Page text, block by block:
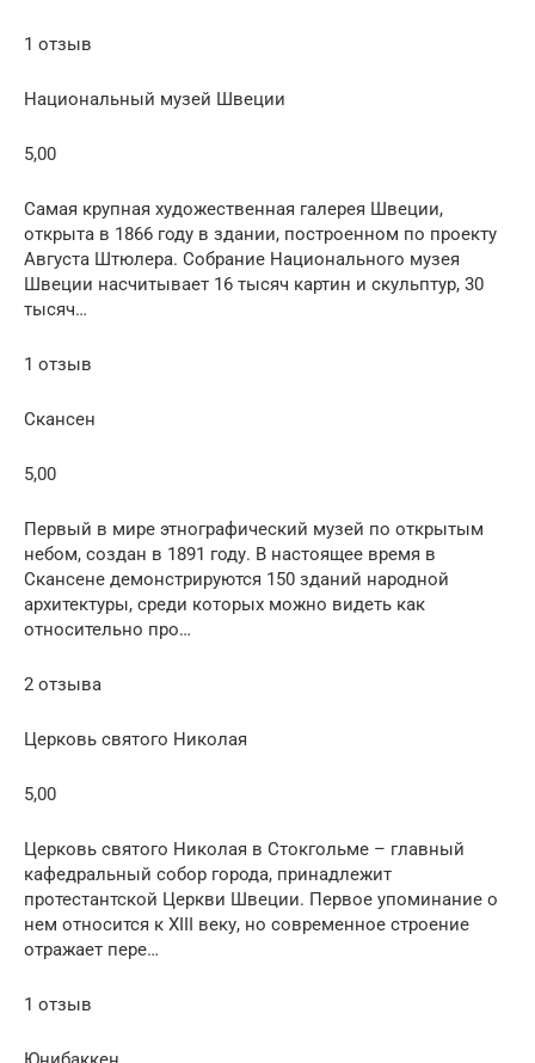
1 отзыв
Национальный музей Швеции
5,00
Самая крупная художественная галерея Швеции,
открыта в 1866 году в здании, построенном по проекту
Августа Штюлера. Собрание Национального музея
Швеции насчитывает 16 тысяч картин и скульптур, 30
тысяч…
1 отзыв
Скансен
5,00
Первый в мире этнографический музей по открытым
небом, создан в 1891 году. В настоящее время в
Скансене демонстрируются 150 зданий народной
архитектуры, среди которых можно видеть как
относительно про…
2 отзыва
Церковь cвятого Николая
5,00
Церковь святого Николая в Стокгольме – главный
кафедральный собор города, принадлежит
протестантской Церкви Швеции. Первое упоминание о
нем относится к XIII веку, но современное строение
отражает пере…
1 отзыв